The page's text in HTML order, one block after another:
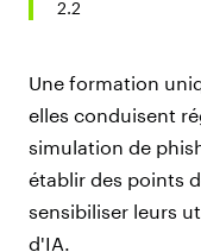
2.2
Une formation
elles conduisent
simulation de
établir des points
sensibiliser leurs
d'IA.